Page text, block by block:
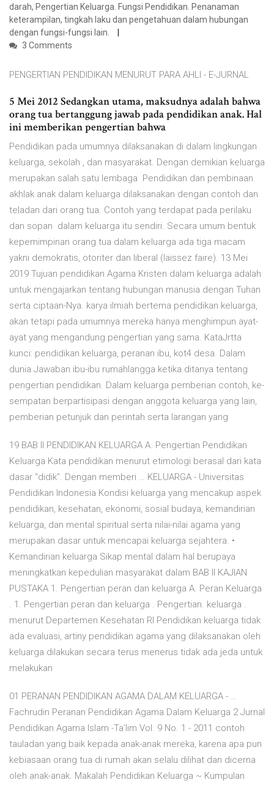
darah, Pengertian Keluarga. Fungsi Pendidikan. Penanaman
keterampilan, tingkah laku dan pengetahuan dalam hubungan
dengan fungsi-fungsi lain.
3 Comments
PENGERTIAN PENDIDIKAN MENURUT PARA AHLI - E-JURNAL
5 Mei 2012 Sedangkan utama, maksudnya adalah bahwa
orang tua bertanggung jawab pada pendidikan anak. Hal
ini memberikan pengertian bahwa
Pendidikan pada umumnya dilaksanakan di dalam lingkungan
keluarga, sekolah , dan masyarakat. Dengan demikian keluarga
merupakan salah satu lembaga Pendidikan dan pembinaan
akhlak anak dalam keluarga dilaksanakan dengan contoh dan
teladan dari orang tua. Contoh yang terdapat pada perilaku
dan sopan dalam keluarga itu sendiri. Secara umum bentuk
kepemimpinan orang tua dalam keluarga ada tiga macam
yakni demokratis, otoriter dan liberal (laissez faire). 13 Mei
2019 Tujuan pendidikan Agama Kristen dalam keluarga adalah
untuk mengajarkan tentang hubungan manusia dengan Tuhan
serta ciptaan-Nya. karya ilmiah bertema pendidikan keluarga,
akan tetapi pada umumnya mereka hanya menghimpun ayat-
ayat yang mengandung pengertian yang sama. KataJrtta
kunci: pendidikan keluarga, peranan ibu, kot4 desa. Dalam
dunia Jawaban ibu-ibu rumahlangga ketika ditanya tentang
pengertian pendidikan. Dalam keluarga pemberian contoh, ke-
sempatan berpartisipasi dengan anggota keluarga yang lain,
pemberian petunjuk dan perintah serta larangan yang
19 BAB II PENDIDIKAN KELUARGA A. Pengertian Pendidikan
Keluarga Kata pendidikan menurut etimologi berasal dari kata
dasar “didik”. Dengan memberi … KELUARGA - Universitas
Pendidikan Indonesia Kondisi keluarga yang mencakup aspek
pendidikan, kesehatan, ekonomi, sosial budaya, kemandirian
keluarga, dan mental spiritual serta nilai-nilai agama yang
merupakan dasar untuk mencapai keluarga sejahtera. •
Kemandirian keluarga Sikap mental dalam hal berupaya
meningkatkan kepedulian masyarakat dalam BAB II KAJIAN
PUSTAKA 1. Pengertian peran dan keluarga A. Peran Keluarga
. 1. Pengertian peran dan keluarga . Pengertian. keluarga .
menurut Departemen Kesehatan RI Pendidikan keluarga tidak
ada evaluasi, artiny pendidikan agama yang dilaksanakan oleh
keluarga dilakukan secara terus menerus tidak ada jeda untuk
melakukan
01 PERANAN PENDIDIKAN AGAMA DALAM KELUARGA - …
Fachrudin Peranan Pendidikan Agama Dalam Keluarga 2 Jurnal
Pendidikan Agama Islam -Ta’lim Vol. 9 No. 1 - 2011 contoh
tauladan yang baik kepada anak-anak mereka, karena apa pun
kebiasaan orang tua di rumah akan selalu dilihat dan dicerna
oleh anak-anak. Makalah Pendidikan Keluarga ~ Kumpulan